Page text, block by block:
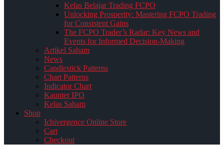
Kelas Belajar Trading FCPO
Unlocking Prosperity: Mastering FCPO Trading
for Consistent Gains
The FCPO Trader’s Radar: Key News and
Events for Informed Decision-Making
Artikel Saham
News
Candlestick Patterns
Chart Patterns
Indicator Chart
Kaunter IPO
Kelas Saham
Shop
Ichivergence Online Store
Cart
Checkout